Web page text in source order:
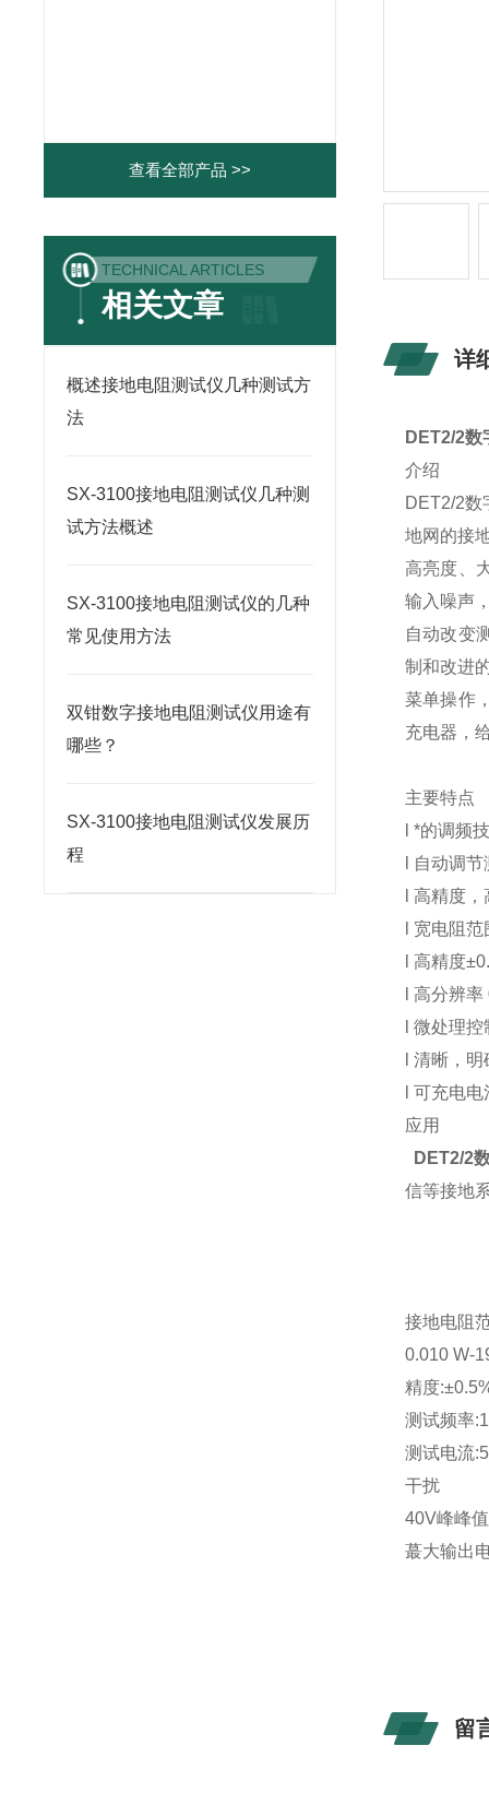
查看全部产品 >>
TECHNICAL ARTICLES
相关文章
概述接地电阻测试仪几种测试方
法
SX-3100接地电阻测试仪几种测
试方法概述
SX-3100接地电阻测试仪的几种
常见使用方法
双钳数字接地电阻测试仪用途有
哪些？
SX-3100接地电阻测试仪发展历
程
详
DET2/2数
介绍
DET2/2数
地网的接
高亮度、
输入噪声
自动改变
制和改进
菜单操作
充电器，
主要特点
l *的调频
l 自动调
l 高精度
l 宽电阻
l 高精度
l 高分辨
l 微处理
l 清晰，
l 可充电
应用
DET2/2
信等接地
接地电阻
0.010 W-
精度
测试频率
测试电流
干扰
40V峰峰值
蕞大输出
留